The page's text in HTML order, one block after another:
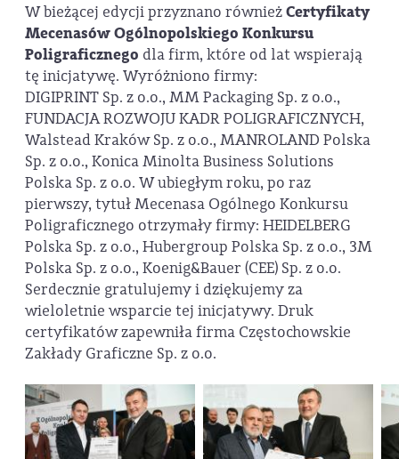
W bieżącej edycji przyznano równieżCertyfikaty
Mecenasów Ogólnopolskiego Konkursu
Poligraficznego dla firm, które od lat wspierają
tę inicjatywę. Wyróżniono firmy:
DIGIPRINT Sp. z o.o., MM Packaging Sp. z o.o.,
FUNDACJA ROZWOJU KADR POLIGRAFICZNYCH,
Walstead Kraków Sp. z o.o., MANROLAND Polska
Sp. z o.o., Konica Minolta Business Solutions
Polska Sp. z o.o. W ubiegłym roku, po raz
pierwszy, tytuł Mecenasa Ogólnego Konkursu
Poligraficznego otrzymały firmy: HEIDELBERG
Polska Sp. z o.o., Hubergroup Polska Sp. z o.o., 3M
Polska Sp. z o.o., Koenig&Bauer (CEE) Sp. z o.o.
Serdecznie gratulujemy i dziękujemy za
wieloletnie wsparcie tej inicjatywy. Druk
certyfikatów zapewniła firma Częstochowskie
Zakłady Graficzne Sp. z o.o.